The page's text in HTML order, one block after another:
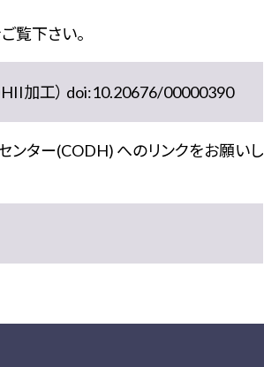
覧下さい。
加工） doi:10.20676/00000390
ンター(CODH) へのリンクをお願いし